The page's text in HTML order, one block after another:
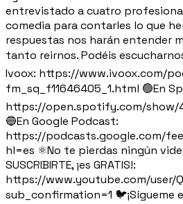
entrevistado a cuatro
comedia para contarles lo que
respuestas nos harán entender
tanto reirnos. Podéis
Ivoox: https://www.ivoox.com/
fm_sq_f11646405_1.html 🟢En
https://open.spotify.com/show/
🔵En Google Podcast:
https://podcasts.google.com/
hl=es ⚛️No te pierdas ningún
SUSCRIBIRTE, ¡es GRATIS!:
https://www.youtube.com/user/
sub_confirmation=1 🐦¡Sígueme